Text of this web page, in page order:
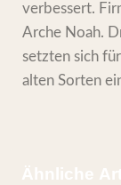
verbessert.
Arche Noah.
setzten sich
alten Sorten